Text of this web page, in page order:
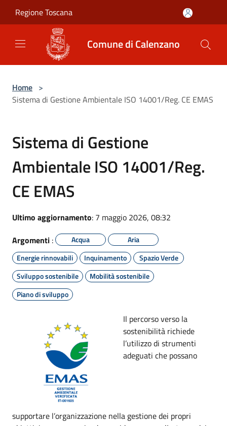
Regione Toscana
Comune di Calenzano
Home >
Sistema di Gestione Ambientale ISO 14001/Reg. CE EMAS
Sistema di Gestione
Ambientale ISO 14001/Reg.
CE EMAS
Ultimo aggiornamento: 7 maggio 2026, 08:32
Argomenti : Acqua
Aria
Energie rinnovabili
Inquinamento
Spazio Verde
Sviluppo sostenibile
Mobilità sostenibile
Piano di sviluppo
Il percorso verso la
sostenibilità richiede
l’utilizzo di strumenti
adeguati che possano
supportare l’organizzazione nella gestione dei propri